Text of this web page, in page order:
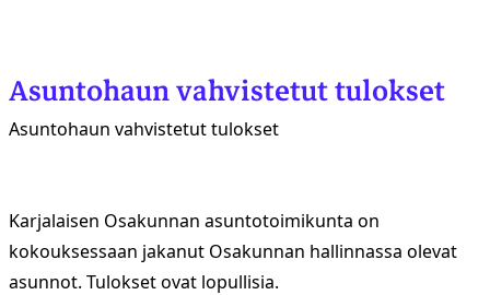
Asuntohaun vahvistetut tulokset
Asuntohaun vahvistetut tulokset
Karjalaisen Osakunnan asuntotoimikunta on
kokouksessaan jakanut Osakunnan hallinnassa olevat
asunnot. Tulokset ovat lopullisia.